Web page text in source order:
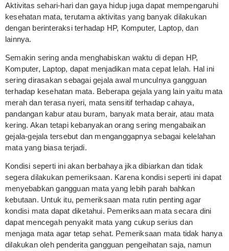
Aktivitas sehari-hari dan gaya hidup juga dapat mempengaruhi
kesehatan mata, terutama aktivitas yang banyak dilakukan
dengan berinteraksi terhadap HP, Komputer, Laptop, dan
lainnya.
Semakin sering anda menghabiskan waktu di depan HP,
Komputer, Laptop, dapat menjadikan mata cepat lelah. Hal ini
sering dirasakan sebagai gejala awal munculnya gangguan
terhadap kesehatan mata. Beberapa gejala yang lain yaitu mata
merah dan terasa nyeri, mata sensitif terhadap cahaya,
pandangan kabur atau buram, banyak mata berair, atau mata
kering. Akan tetapi kebanyakan orang sering mengabaikan
gejala-gejala tersebut dan menganggapnya sebagai kelelahan
mata yang biasa terjadi.
Kondisi seperti ini akan berbahaya jika dibiarkan dan tidak
segera dilakukan pemeriksaan. Karena kondisi seperti ini dapat
menyebabkan gangguan mata yang lebih parah bahkan
kebutaan. Untuk itu, pemeriksaan mata rutin penting agar
kondisi mata dapat diketahui. Pemeriksaan mata secara dini
dapat mencegah penyakit mata yang cukup serius dan
menjaga mata agar tetap sehat. Pemeriksaan mata tidak hanya
dilakukan oleh penderita gangguan pengeihatan saja, namun